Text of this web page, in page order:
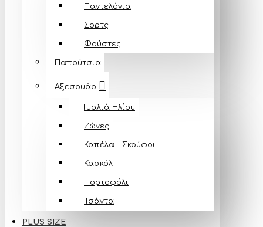
Παντελόνια
Σορτς
Φούστες
Παπούτσια
Αξεσουάρ
Γυαλιά Ηλίου
Ζώνες
Καπέλα - Σκούφοι
Κασκόλ
Πορτοφόλι
Τσάντα
PLUS SIZE